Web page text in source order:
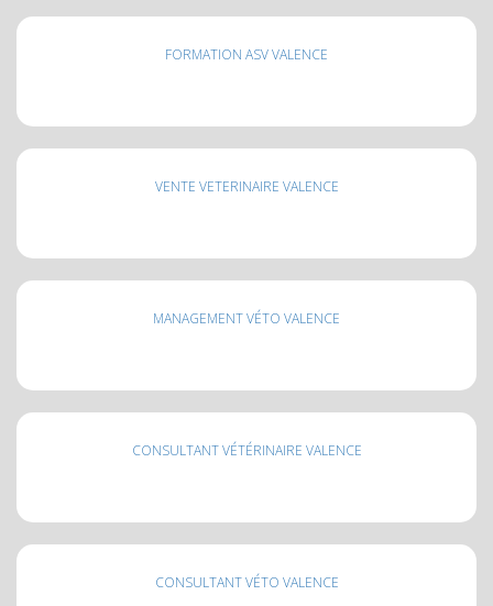
FORMATION ASV VALENCE
VENTE VETERINAIRE VALENCE
MANAGEMENT VÉTO VALENCE
CONSULTANT VÉTÉRINAIRE VALENCE
CONSULTANT VÉTO VALENCE